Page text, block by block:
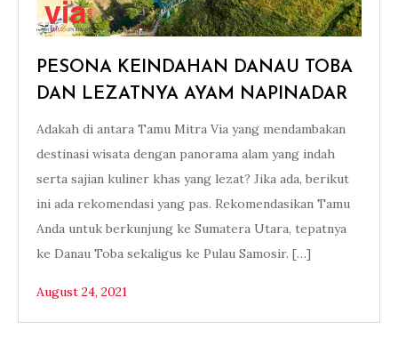
PESONA KEINDAHAN DANAU TOBA
DAN LEZATNYA AYAM NAPINADAR
Adakah di antara Tamu Mitra Via yang mendambakan
destinasi wisata dengan panorama alam yang indah
serta sajian kuliner khas yang lezat? Jika ada, berikut
ini ada rekomendasi yang pas. Rekomendasikan Tamu
Anda untuk berkunjung ke Sumatera Utara, tepatnya
ke Danau Toba sekaligus ke Pulau Samosir. […]
August 24, 2021